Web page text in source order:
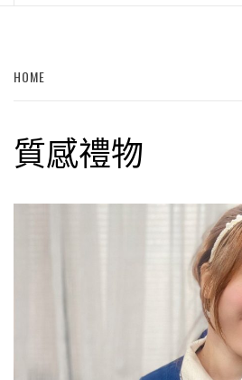
HOME
質感禮物